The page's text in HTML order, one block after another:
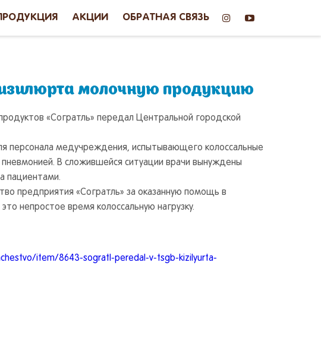
АКЦИИ ОБРАТНАЯ СВЯЗЬ
молочную продукцию
«Согратль» передал Центральной городской
персонала медучреждения, испытывающего колоссальные
В сложившейся ситуации врачи вынуждены
пациентами.
предприятия «Согратль» за оказанную помощь в
непростое время колоссальную нагрузку.
item/8643-sogratl-peredal-v-tsgb-kizilyurta-